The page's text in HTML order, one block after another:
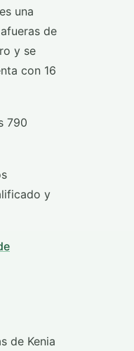
una
de
y se
con 16
790
y
de Kenia